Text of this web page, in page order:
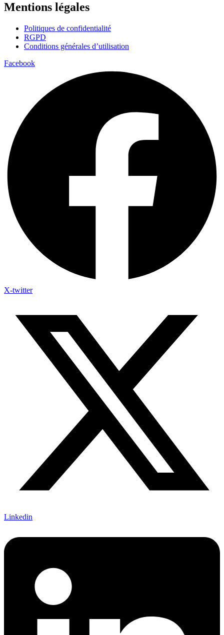
Mentions légales
Politiques de confidentialité
RGPD
Conditions générales d’utilisation
Facebook
X-twitter
Linkedin